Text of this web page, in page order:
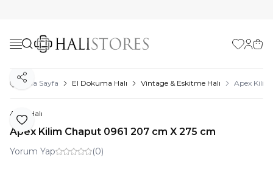
Favorilerim
Ana Sayfa El Dokuma Halı Vintage & Eskitme Halı Apex
Favoriye Ekle
Paylaş
Apex Halı
Apex Kilim Chaput 0961 207 cm X 275 cm
Yorum Yap (0)